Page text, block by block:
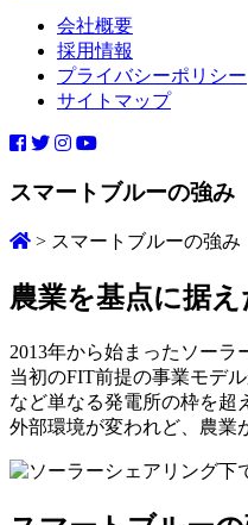
会社概要
採用情報
プライバシーポリシー
サイトマップ
スマートブルーの強み
> スマートブルーの強み
農業を基点に据
2013年から始まったソーラ
当初のFIT前提の事業モデ
など単なる発電所の枠を超
外部環境が変われど、農業